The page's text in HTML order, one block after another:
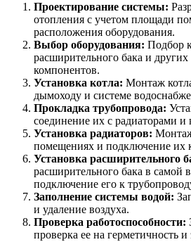
Проектирование системы:
отопления с учетом площади
расположения оборудования.
Выбор оборудования: Подбор
расширительного бака и
компонентов.
Установка котла: Монтаж
дымоходу и системе
Прокладка трубопровода:
соединение их с радиаторами и
Установка радиаторов:
помещениях и подключение их
Установка расширительного
расширительного бака в самой
подключение его к
Заполнение системы водой:
и удаление воздуха.
Проверка работоспособности:
проверка ее на герметичность